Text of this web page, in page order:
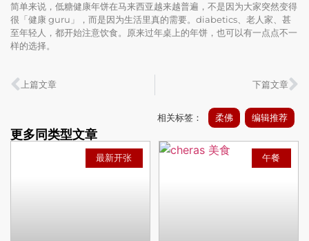
简单来说，低糖健康年饼在马来西亚越来越普遍，不是因为大家突然变得
很「健康 guru」，而是因为生活里真的需要。diabetics、老人家、甚
至年轻人，都开始注意饮食。原来过年桌上的年饼，也可以有一点点不一
样的选择。
上篇文章 下篇文章
最新开张 午餐
相关标签： 柔佛 编辑推荐
更多同类型文章